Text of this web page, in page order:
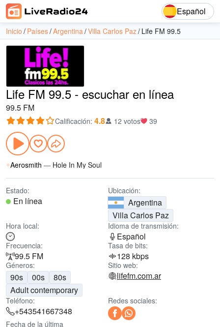
Español
Inicio Países Argentina Villa Carlos Paz Life FM 99.5
Life FM 99.5 - escuchar en línea
99.5 FM
Calificación: 4.8 12 votos 39
Aerosmith — Hole In My Soul
Estado:
En línea
Ubicación:
Argentina
Villa Carlos Paz
Hora local: Idioma de transmisión:
Español
Frecuencia:
99.5 FM
Tasa de bits:
128 kbps
Géneros:
90s 00s
80s
Adult contemporary
Sitio web:
lifefm.com.ar
Teléfono:
+543541667348
Redes sociales:
Fecha de la última